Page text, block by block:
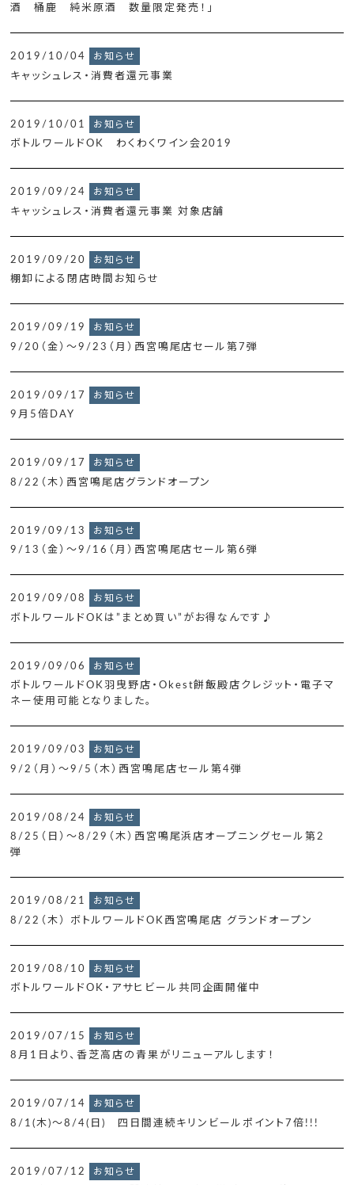
酒 桶鹿 純米原酒 数量限定発売！」
2019/10/04 お知らせ
キャッシュレス・消費者還元事業
2019/10/01 お知らせ
ボトルワールドOK わくわくワイン会2019
2019/09/24 お知らせ
キャッシュレス・消費者還元事業 対象店舗
2019/09/20 お知らせ
棚卸による閉店時間お知らせ
2019/09/19 お知らせ
9/20（金）～9/23（月）西宮鳴尾店セール第7弾
2019/09/17 お知らせ
9月5倍DAY
2019/09/17 お知らせ
8/22（木）西宮鳴尾店グランドオープン
2019/09/13 お知らせ
9/13（金）～9/16（月）西宮鳴尾店セール第6弾
2019/09/08 お知らせ
ボトルワールドOKは”まとめ買い”がお得なんです♪
2019/09/06 お知らせ
ボトルワールドOK羽曳野店・Okest餅飯殿店クレジット・電子マ
ネー使用可能となりました。
2019/09/03 お知らせ
9/2（月）～9/5（木）西宮鳴尾店セール第4弾
2019/08/24 お知らせ
8/25（日）～8/29（木）西宮鳴尾浜店オープニングセール第2
弾
2019/08/21 お知らせ
8/22（木） ボトルワールドOK西宮鳴尾店 グランドオープン
2019/08/10 お知らせ
ボトルワールドOK・アサヒビール共同企画開催中
2019/07/15 お知らせ
8月1日より、香芝高店の青果がリニューアルします！
2019/07/14 お知らせ
8/1(木)～8/4(日) 四日間連続キリンビールポイント7倍!!!
2019/07/12 お知らせ